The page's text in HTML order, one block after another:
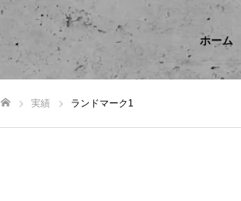
ホーム
実績 ランドマーク1